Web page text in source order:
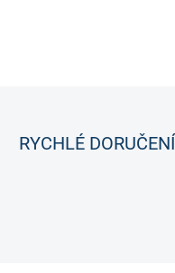
RYCHLÉ DORUČENÍ